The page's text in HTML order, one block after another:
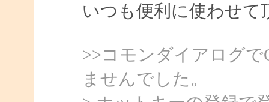
いつも便利に使わせて
>>コモンダイアログ
ませんでした。